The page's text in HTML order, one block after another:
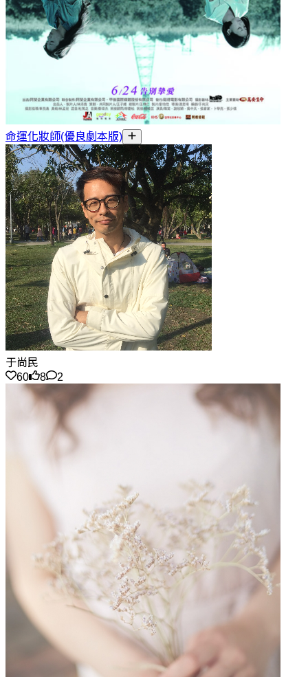
命運化妝師(優良劇本版)
于尚民
60
8 2